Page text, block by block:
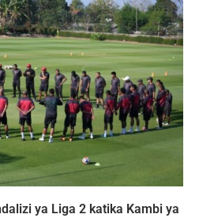
ya Liga 2 katika Kambi ya